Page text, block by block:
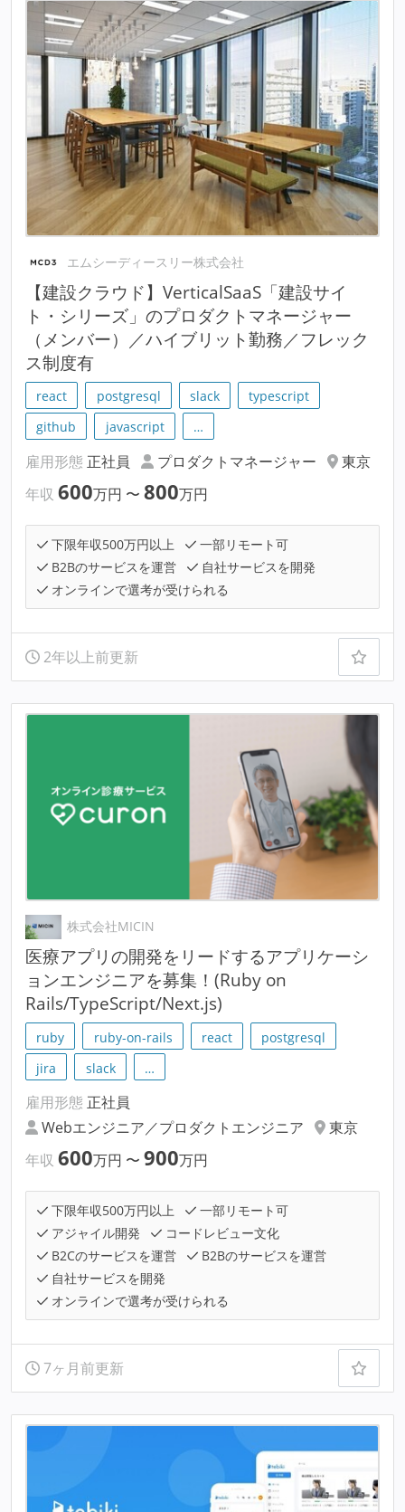
エムシーディースリー株式会社
【建設クラウド】VerticalSaaS「建設サイ
ト・シリーズ」のプロダクトマネージャー
（メンバー）／ハイブリット勤務／フレック
ス制度有
react postgresql slack
typescript
github
javascript …
雇用形態 正社員 プロダクトマネージャー
東京
年収 600万円 〜 800万円
下限年収500万円以上
一部リモート可
B2Bのサービスを運営
自社サービスを開発
オンラインで選考が受けられる
2年以上前更新
株式会社MICIN
医療アプリの開発をリードするアプリケーシ
ョンエンジニアを募集！(Ruby on
Rails/TypeScript/Next.js)
ruby ruby-on-rails react
postgresql
jira
slack …
雇用形態 正社員
Webエンジニア／プロダクトエンジニア
東京
年収 600万円 〜 900万円
下限年収500万円以上
一部リモート可
アジャイル開発
コードレビュー文化
B2Cのサービスを運営
B2Bのサービスを運営
自社サービスを開発
オンラインで選考が受けられる
7ヶ月前更新